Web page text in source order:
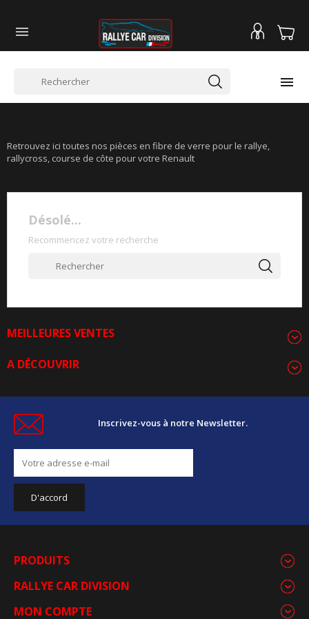


Retrouvez ici toutes nos pièces en fibre de verre pour le rallye,
rallycross, course de côte pour votre Renault
Désolé...
Recommencez votre recherche
MEILLEURES VENTES
A DÉCOUVRIR
Inscrivez-vous à notre Newsletter.
PRODUITS
RALLYE CAR DIVISION
MON COMPTE